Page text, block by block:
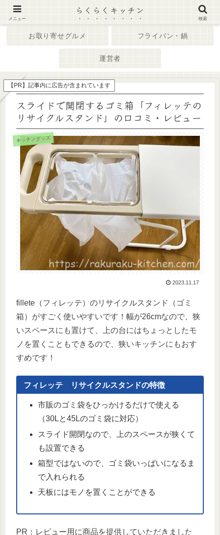
キッチン家電
お取り寄せグルメ フライパン・鍋
運営者
【PR】記事内に広告が含まれています
スライドで開閉するゴミ箱「フィレッテの
リサイクルスタンド」の口コミ・レビュー
キッチングッズ
2023.11.17
fillete（フィレッテ）のリサイクルスタンド（ゴミ
箱）がすごく使いやすいです！幅が26cmなので、狭
いスペースにも置けて、上の台にはちょっとしたモ
ノを置くこともできるので、狭いキッチンにもおす
すめです！
フィレッテ リサイクルスタンドの特徴
市販のゴミ袋をひっかけるだけで使える
（30Lと45Lのゴミ袋に対応）
スライド開閉なので、上のスペースが狭くて
も設置できる
箱型ではないので、ゴミ袋いっぱいになるま
で入れられる
天板にはモノを置くことができる
PR：レビュー用に商品を提供していただきました
メニュー
らくらくキッチン
検索